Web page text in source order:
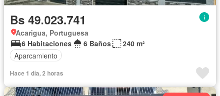
Bs 49.023.741
Acarigua, Portuguesa
6 Habitaciones
6 Baños
240 m²
Aparcamiento
Hace 1 día, 2 horas